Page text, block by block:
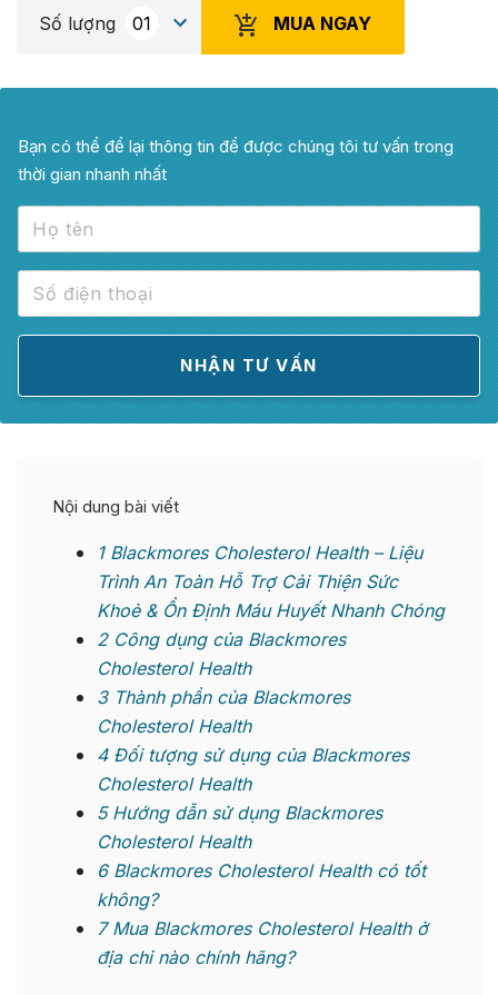
Số lượng MUA NGAY
Bạn có thể để lại thông tin để được chúng tôi tư vấn trong
thời gian nhanh nhất
Nội dung bài viết
1Blackmores Cholesterol Health – Liệu
Trình An Toàn Hỗ Trợ Cải Thiện Sức
Khoẻ & Ổn Định Máu Huyết Nhanh Chóng
2Công dụng của Blackmores
Cholesterol Health
3Thành phần của Blackmores
Cholesterol Health
4Đối tượng sử dụng của Blackmores
Cholesterol Health
5Hướng dẫn sử dụng Blackmores
Cholesterol Health
6Blackmores Cholesterol Health có tốt
không?
7Mua Blackmores Cholesterol Health ở
địa chỉ nào chính hãng?